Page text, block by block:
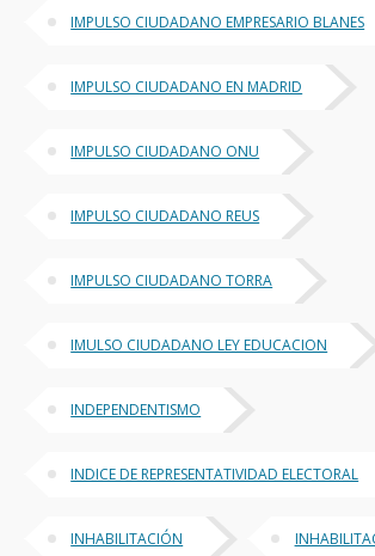
IMPULSO CIUDADANO EMPRESARIO BLANES
IMPULSO CIUDADANO EN MADRID
IMPULSO CIUDADANO ONU
IMPULSO CIUDADANO REUS
IMPULSO CIUDADANO TORRA
IMULSO CIUDADANO LEY EDUCACION
INDEPENDENTISMO
INDICE DE REPRESENTATIVIDAD ELECTORAL
INHABILITACIÓN